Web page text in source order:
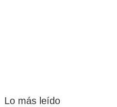
Lo más leído